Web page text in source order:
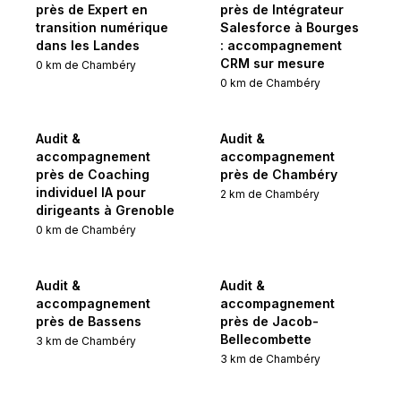
près de Expert en
transition numérique
dans les Landes
0 km de Chambéry
près de Intégrateur
Salesforce à Bourges
: accompagnement
CRM sur mesure
0 km de Chambéry
Audit &
accompagnement
près de Coaching
individuel IA pour
dirigeants à Grenoble
0 km de Chambéry
Audit &
accompagnement
près de Chambéry
2 km de Chambéry
Audit &
accompagnement
près de Bassens
3 km de Chambéry
Audit &
accompagnement
près de Jacob-
Bellecombette
3 km de Chambéry